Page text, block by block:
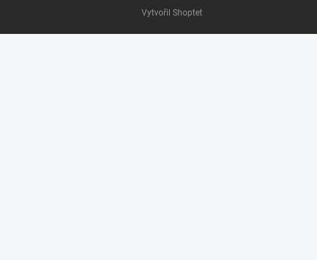
Vytvořil Shoptet